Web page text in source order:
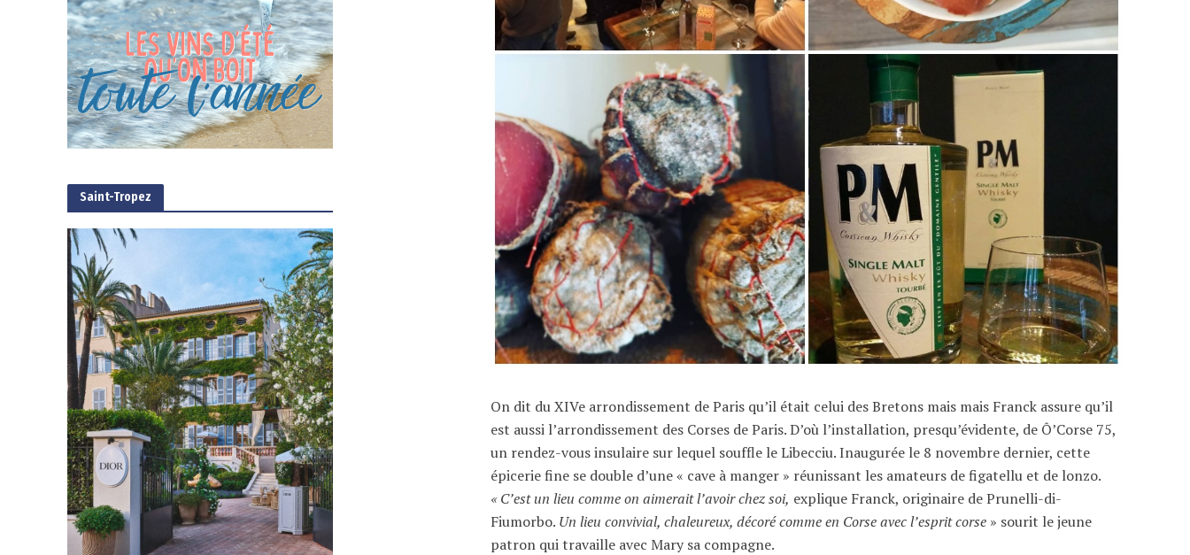
Saint-Tropez
On dit du XIVe arrondissement de Paris qu’il était celui des Bretons mais mais Franck assure qu’il
est aussi l’arrondissement des Corses de Paris. D’où l’installation, presqu’évidente, de Ô’Corse 75,
un rendez-vous insulaire sur lequel souffle le Libecciu. Inaugurée le 8 novembre dernier, cette
épicerie fine se double d’une « cave à manger » réunissant les amateurs de figatellu et de lonzo.
« C’est un lieu comme on aimerait l’avoir chez soi, explique Franck, originaire de Prunelli-di-
Fiumorbo. Un lieu convivial, chaleureux, décoré comme en Corse avec l’esprit corse » sourit le jeune
patron qui travaille avec Mary sa compagne.